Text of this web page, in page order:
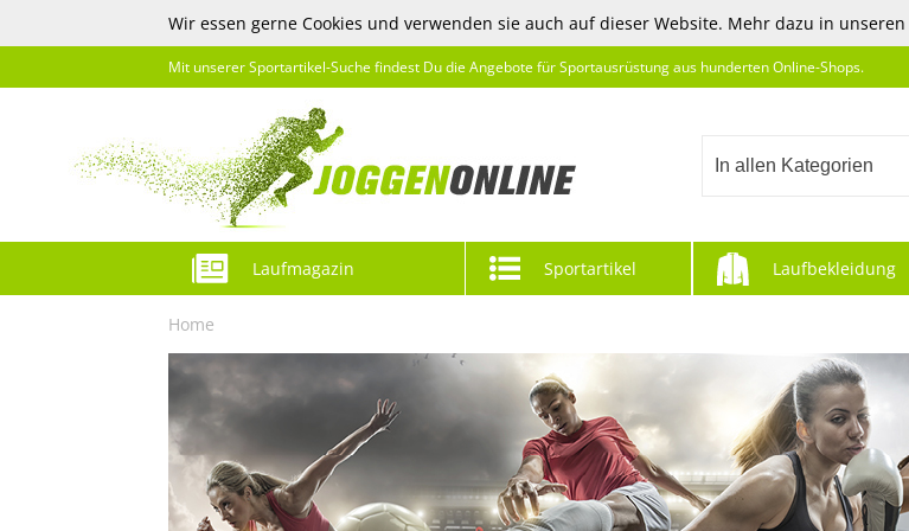
Wir essen gerne Cookies und verwenden sie auch auf dieser Website. Mehr dazu in unseren
Mit unserer Sportartikel-Suche findest Du die Angebote für Sportausrüstung aus hunderten Online-Shops.
In allen Kategorien
Laufmagazin Sportartikel Laufbekleidung
Home